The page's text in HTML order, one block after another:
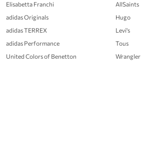
Elisabetta Franchi
adidas Originals
adidas TERREX
adidas Performance
United Colors of Benetton
AllSaints
Hugo
Levi's
Tous
Wrangler